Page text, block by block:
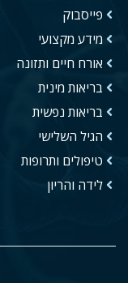
פייסבוק
מידע מקצועי
אורח חיים ותזונה
בריאות מינית
בריאות נפשית
הגיל השלישי
טיפולים ותרופות
לידה והריון